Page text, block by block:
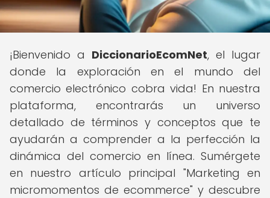
¡Bienvenido a DiccionarioEcomNet, el lugar
donde la exploración en el mundo del
comercio electrónico cobra vida! En nuestra
plataforma, encontrarás un universo
detallado de términos y conceptos que te
ayudarán a comprender a la perfección la
dinámica del comercio en línea. Sumérgete
en nuestro artículo principal "Marketing en
micromomentos de ecommerce" y descubre